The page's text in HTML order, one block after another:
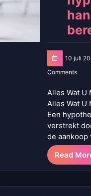
10 juli
Comments
Alles Wat U
Alles Wat U
Een
verstrekt
de aankoop
Read